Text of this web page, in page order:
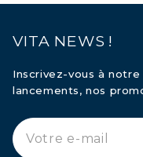
VITA NEWS !
Inscrivez-vous à
lancements, nos